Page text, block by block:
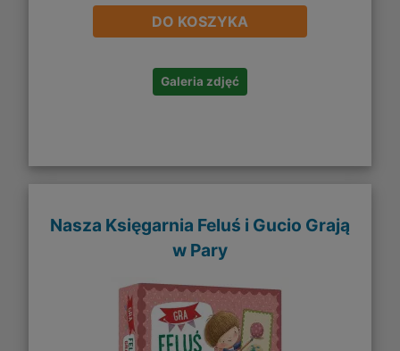
DO KOSZYKA
Galeria zdjęć
Nasza Księgarnia Feluś i Gucio Grają
w Pary